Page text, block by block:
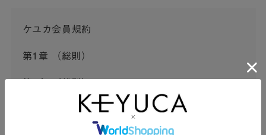
ケユカ会員規約
第1章 （総則）
この会員規約（以下「本規約」といいます。）は、河淳株
式会社ケユカ事業部（以下「弊社」といいます。）が提供
する一連のサービスに関し、弊社が次条の定めに従い入会